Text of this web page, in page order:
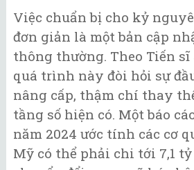
Việc chuẩn bị cho kỷ
đơn giản là một bản cập
thông thường. Theo Tiến sĩ
quá trình này đòi hỏi sự
nâng cấp, thậm chí thay
tầng số hiện có. Một báo
năm 2024 ước tính các cơ
Mỹ có thể phải chi tới 7,1 tỷ